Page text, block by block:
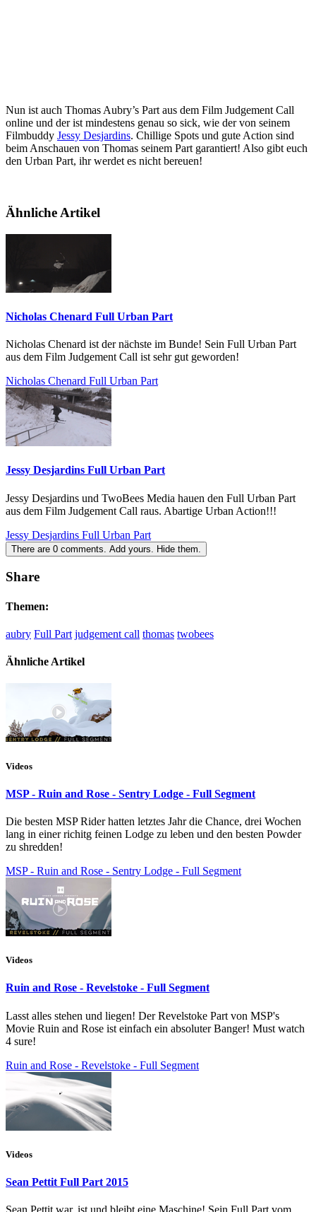
Nun ist auch Thomas Aubry’s Part aus dem Film Judgement Call
online und der ist mindestens genau so sick, wie der von seinem
Filmbuddy Jessy Desjardins. Chillige Spots und gute Action sind
beim Anschauen von Thomas seinem Part garantiert! Also gibt euch
den Urban Part, ihr werdet es nicht bereuen!
Ähnliche Artikel
Nicholas Chenard Full Urban Part
Nicholas Chenard ist der nächste im Bunde! Sein Full Urban Part
aus dem Film Judgement Call ist sehr gut geworden!
Nicholas Chenard Full Urban Part
Jessy Desjardins Full Urban Part
Jessy Desjardins und TwoBees Media hauen den Full Urban Part
aus dem Film Judgement Call raus. Abartige Urban Action!!!
Jessy Desjardins Full Urban Part
There are 0 comments. Add yours. Hide them.
Share
Themen:
aubry Full Part judgement call thomas twobees
Ähnliche Artikel
Videos
MSP - Ruin and Rose - Sentry Lodge - Full Segment
Die besten MSP Rider hatten letztes Jahr die Chance, drei Wochen
lang in einer richitg feinen Lodge zu leben und den besten Powder
zu shredden!
MSP - Ruin and Rose - Sentry Lodge - Full Segment
Videos
Ruin and Rose - Revelstoke - Full Segment
Lasst alles stehen und liegen! Der Revelstoke Part von MSP's
Movie Ruin and Rose ist einfach ein absoluter Banger! Must watch
4 sure!
Ruin and Rose - Revelstoke - Full Segment
Videos
Sean Pettit Full Part 2015